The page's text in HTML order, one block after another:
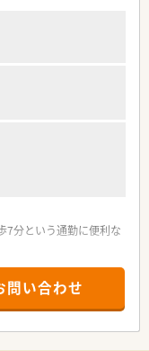
グなど幅広い教育制
の体制も整っていま
理者専門研修、女性活
ており認定薬剤師の
7分という通勤に便利な
少人数体制で運営し
問い合わせ